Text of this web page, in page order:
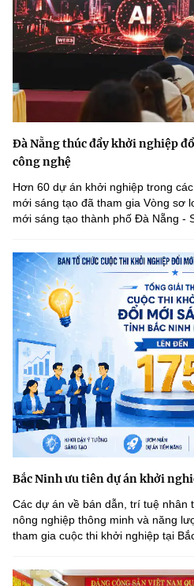
Đà Nẵng thúc đẩy khởi nghiệp
công nghệ
Hơn 60 dự án khởi nghiệp trong
mới sáng tạo đã tham gia Vòng sơ
mới sáng tạo thành phố Đà Nẵng -
Bắc Ninh ưu tiên dự án khởi
Các dự án về bán dẫn, trí tuệ nhân
nông nghiệp thông minh và năng
tham gia cuộc thi khởi nghiệp tại